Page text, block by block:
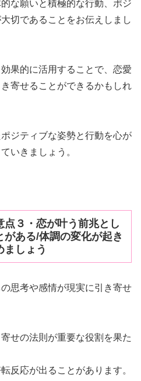
な願いと積極的な行動、ポジ
切であることをお伝えしまし
果的に活用することで、恋愛
寄せることができるかもしれ
ジティブな姿勢と行動を心が
いきましょう。
３・恋が叶う前兆とし
ある/体調の変化が起き
ましょう
思考や感情が現実に引き寄せ
せの法則が重要な役割を果た
反応が出ることがあります。